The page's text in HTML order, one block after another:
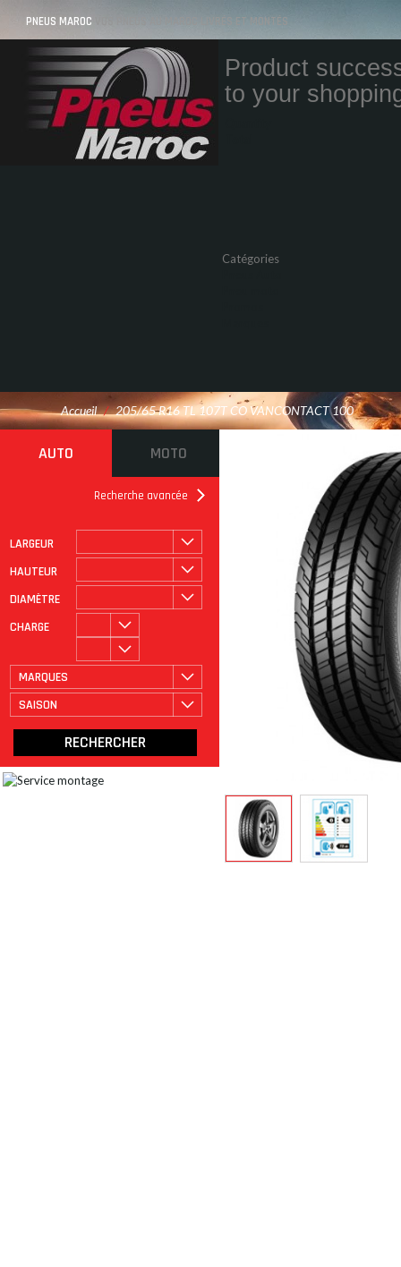
PNEUS MAROC VOS PNEUS AU MAROC LIVRÉS ET MONTÉS
Product
to your
Catégories
Accueil / 205/65 R16 TL 107T CO VANCONTACT 100
AUTO MOTO
Recherche avancée
LARGEUR
HAUTEUR
DIAMÈTRE
CHARGE
MARQUES
SAISON
ROULAGE À PLAT